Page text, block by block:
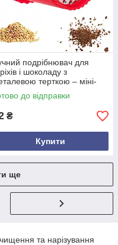
подрібнювач для
і шоколаду з
терткою – міні-
3-в-1
до відправки
₴
Купити
ще
та нарізування